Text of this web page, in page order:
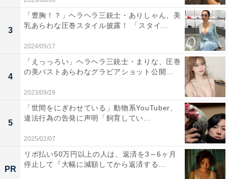
3
「豊胸！？」ヘラヘラ三銃士・ありしゃん、美
乳あらわな圧巻スタイル披露！ 「スタイ...
2024/05/17
4
「えっっろい」ヘラヘラ三銃士・まりな、圧巻
の美バストあらわなグラビアショット公開...
2023/09/29
5
「世間をにぎわせている」動物系YouTuber、
違法行為の告発に声明「飼育してい...
2025/02/07
PR
リボ払い50万円以上の人は、返済を3～6ヶ月
停止して『大幅に減額してから返済する...